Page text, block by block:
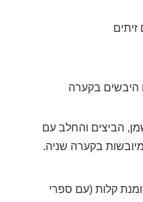
היבשים בקערה
הביצים והחלב עם
בקערה שניה.
קלות (עם ספרי